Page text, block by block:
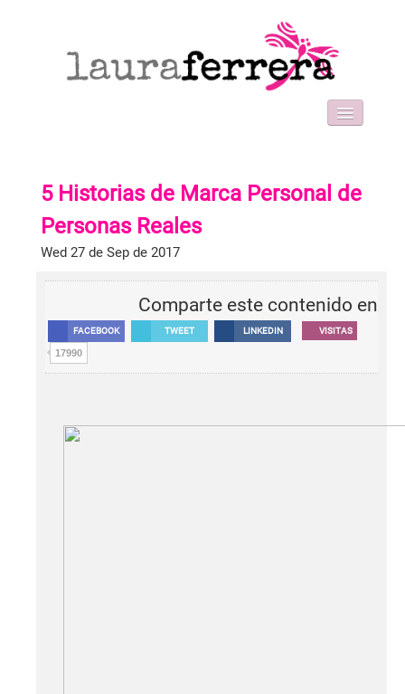
WORK WITH ME
FORMACIONES
BLOG
5 Historias de Marca Personal de
Personas Reales
Wed 27 de Sep de 2017
Comparte este contenido en
FACEBOOK TWEET LINKEDIN VISITAS
17990